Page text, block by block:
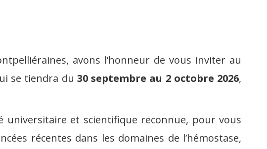
avons l’honneur de vous inviter au
se tiendra du 30 septembre au 2 octobre 2026,
universitaire et scientifique reconnue, pour vous
récentes dans les domaines de l’hémostase,